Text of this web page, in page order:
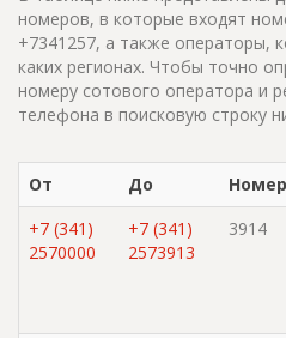
номеров, в которые входят
+7341257, а также операторы,
каких регионах. Чтобы точно
номеру сотового оператора и
телефона в поисковую строку
От До
+7 (341)
2570000
+7 (341)
2573913
3914